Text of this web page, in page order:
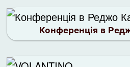
Конференція в